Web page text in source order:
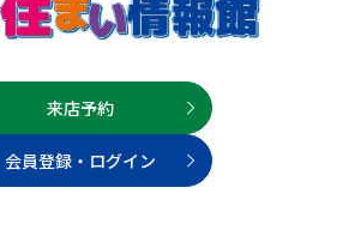
来店予約
会員登録・ログイン